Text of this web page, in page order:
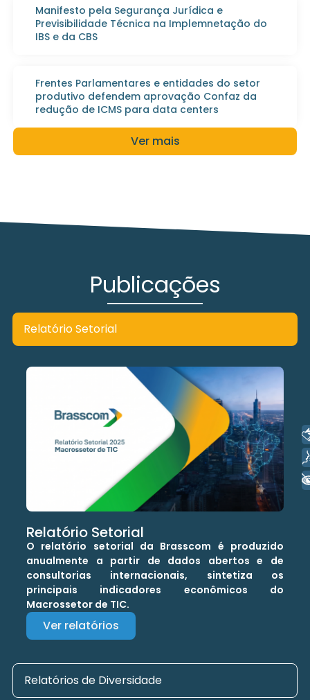
Manifesto pela Segurança Jurídica e
Previsibilidade Técnica na Implemnetação do
IBS e da CBS
Frentes Parlamentares e entidades do setor
produtivo defendem aprovação Confaz da
redução de ICMS para data centers
Ver mais
Publicações
Relatório Setorial
Relatórios de Diversidade
Relatório Setorial
O relatório setorial da Brasscom é produzido
anualmente a partir de dados abertos e de
consultorias internacionais, sintetiza os
principais indicadores econômicos do
Macrossetor de TIC.
Ver relatórios
Libras
Voz
+ Acessibilidade